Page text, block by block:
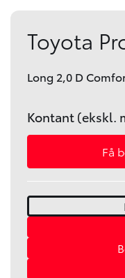
Toyota
Long 2,0 D
Kontant (ekskl.
Få